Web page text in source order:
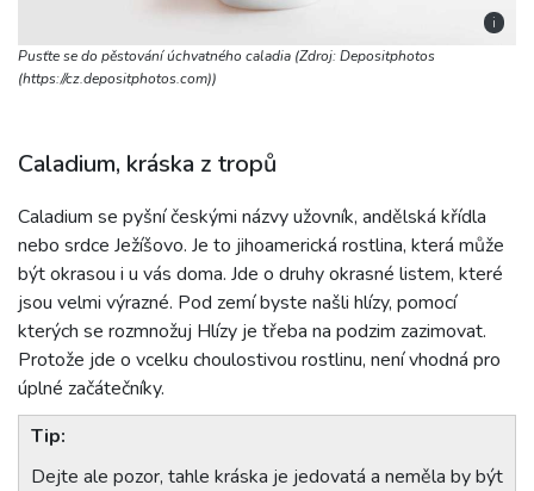
i
Pusťte se do pěstování úchvatného caladia (Zdroj: Depositphotos
(https://cz.depositphotos.com))
Caladium, kráska z tropů
Caladium se pyšní českými názvy užovník, andělská křídla
nebo srdce Ježíšovo. Je to jihoamerická rostlina, která může
být okrasou i u vás doma. Jde o druhy okrasné listem, které
jsou velmi výrazné. Pod zemí byste našli hlízy, pomocí
kterých se rozmnožuj Hlízy je třeba na podzim zazimovat.
Protože jde o vcelku choulostivou rostlinu, není vhodná pro
úplné začátečníky.
Tip:
Dejte ale pozor, tahle kráska je jedovatá a neměla by být